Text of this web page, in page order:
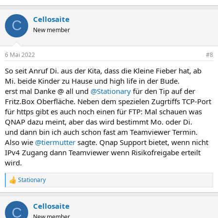
C Cellosaite
New member
6 Mai 2022 #8
So seit Anruf Di. aus der Kita, dass die Kleine Fieber hat, ab
Mi. beide Kinder zu Hause und high life in der Bude.
erst mal Danke @ all und @Stationary für den Tip auf der
Fritz.Box Oberfläche. Neben dem spezielen Zugrtiffs TCP-Port
für https gibt es auch noch einen für FTP: Mal schauen was
QNAP dazu meint, aber das wird bestimmt Mo. oder Di.
und dann bin ich auch schon fast am Teamviewer Termin.
Also wie @tiermutter sagte. Qnap Support bietet, wenn nicht
IPv4 Zugang dann Teamviewer wenn Risikofreigabe erteilt
wird.
R
e
k
Stationary
C Cellosaite